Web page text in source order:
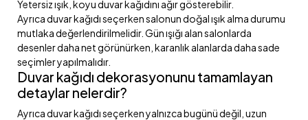
Yetersiz ışık, koyu duvar kağıdını ağır gösterebilir.
Ayrıca duvar kağıdı seçerken salonun doğal ışık alma durumu
mutlaka değerlendirilmelidir. Gün ışığı alan salonlarda
desenler daha net görünürken, karanlık alanlarda daha sade
seçimler yapılmalıdır.
Duvar kağıdı dekorasyonunu tamamlayan
detaylar nelerdir?
Ayrıca duvar kağıdı seçerken yalnızca bugünü değil, uzun